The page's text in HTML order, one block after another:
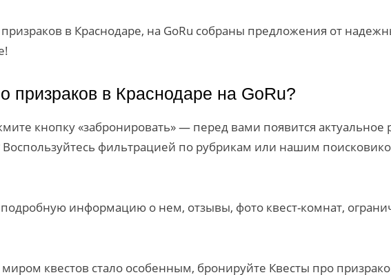
призраков в Краснодаре, на GoRu собраны предложения от
призраков в Краснодаре на GoRu?
кнопку «забронировать» — перед вами появится
Воспользуйтесь фильтрацией по рубрикам или нашим
информацию о нем, отзывы, фото квест-комнат,
квестов стало особенным, бронируйте Квесты про